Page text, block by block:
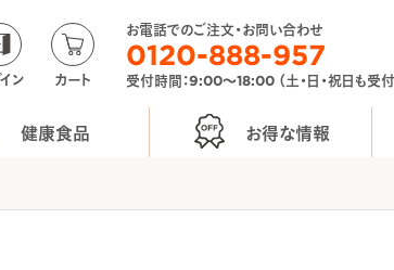
ン カート
お電話でのご注文・お問い合わせ
0120-888-957
受付時間：9:00〜18:00 （土・日・祝日も受付
健康食品 お得な情報